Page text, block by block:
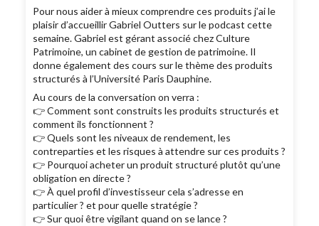
Pour nous aider à mieux comprendre ces produits j’ai le
plaisir d’accueillir Gabriel Outters sur le podcast cette
semaine. Gabriel est gérant associé chez Culture
Patrimoine, un cabinet de gestion de patrimoine. Il
donne également des cours sur le thème des produits
structurés à l’Université Paris Dauphine.
Au cours de la conversation on verra :
👉 Comment sont construits les produits structurés et
comment ils fonctionnent ?
👉 Quels sont les niveaux de rendement, les
contreparties et les risques à attendre sur ces produits ?
👉 Pourquoi acheter un produit structuré plutôt qu’une
obligation en directe ?
👉 À quel profil d’investisseur cela s’adresse en
particulier ? et pour quelle stratégie ?
👉 Sur quoi être vigilant quand on se lance ?